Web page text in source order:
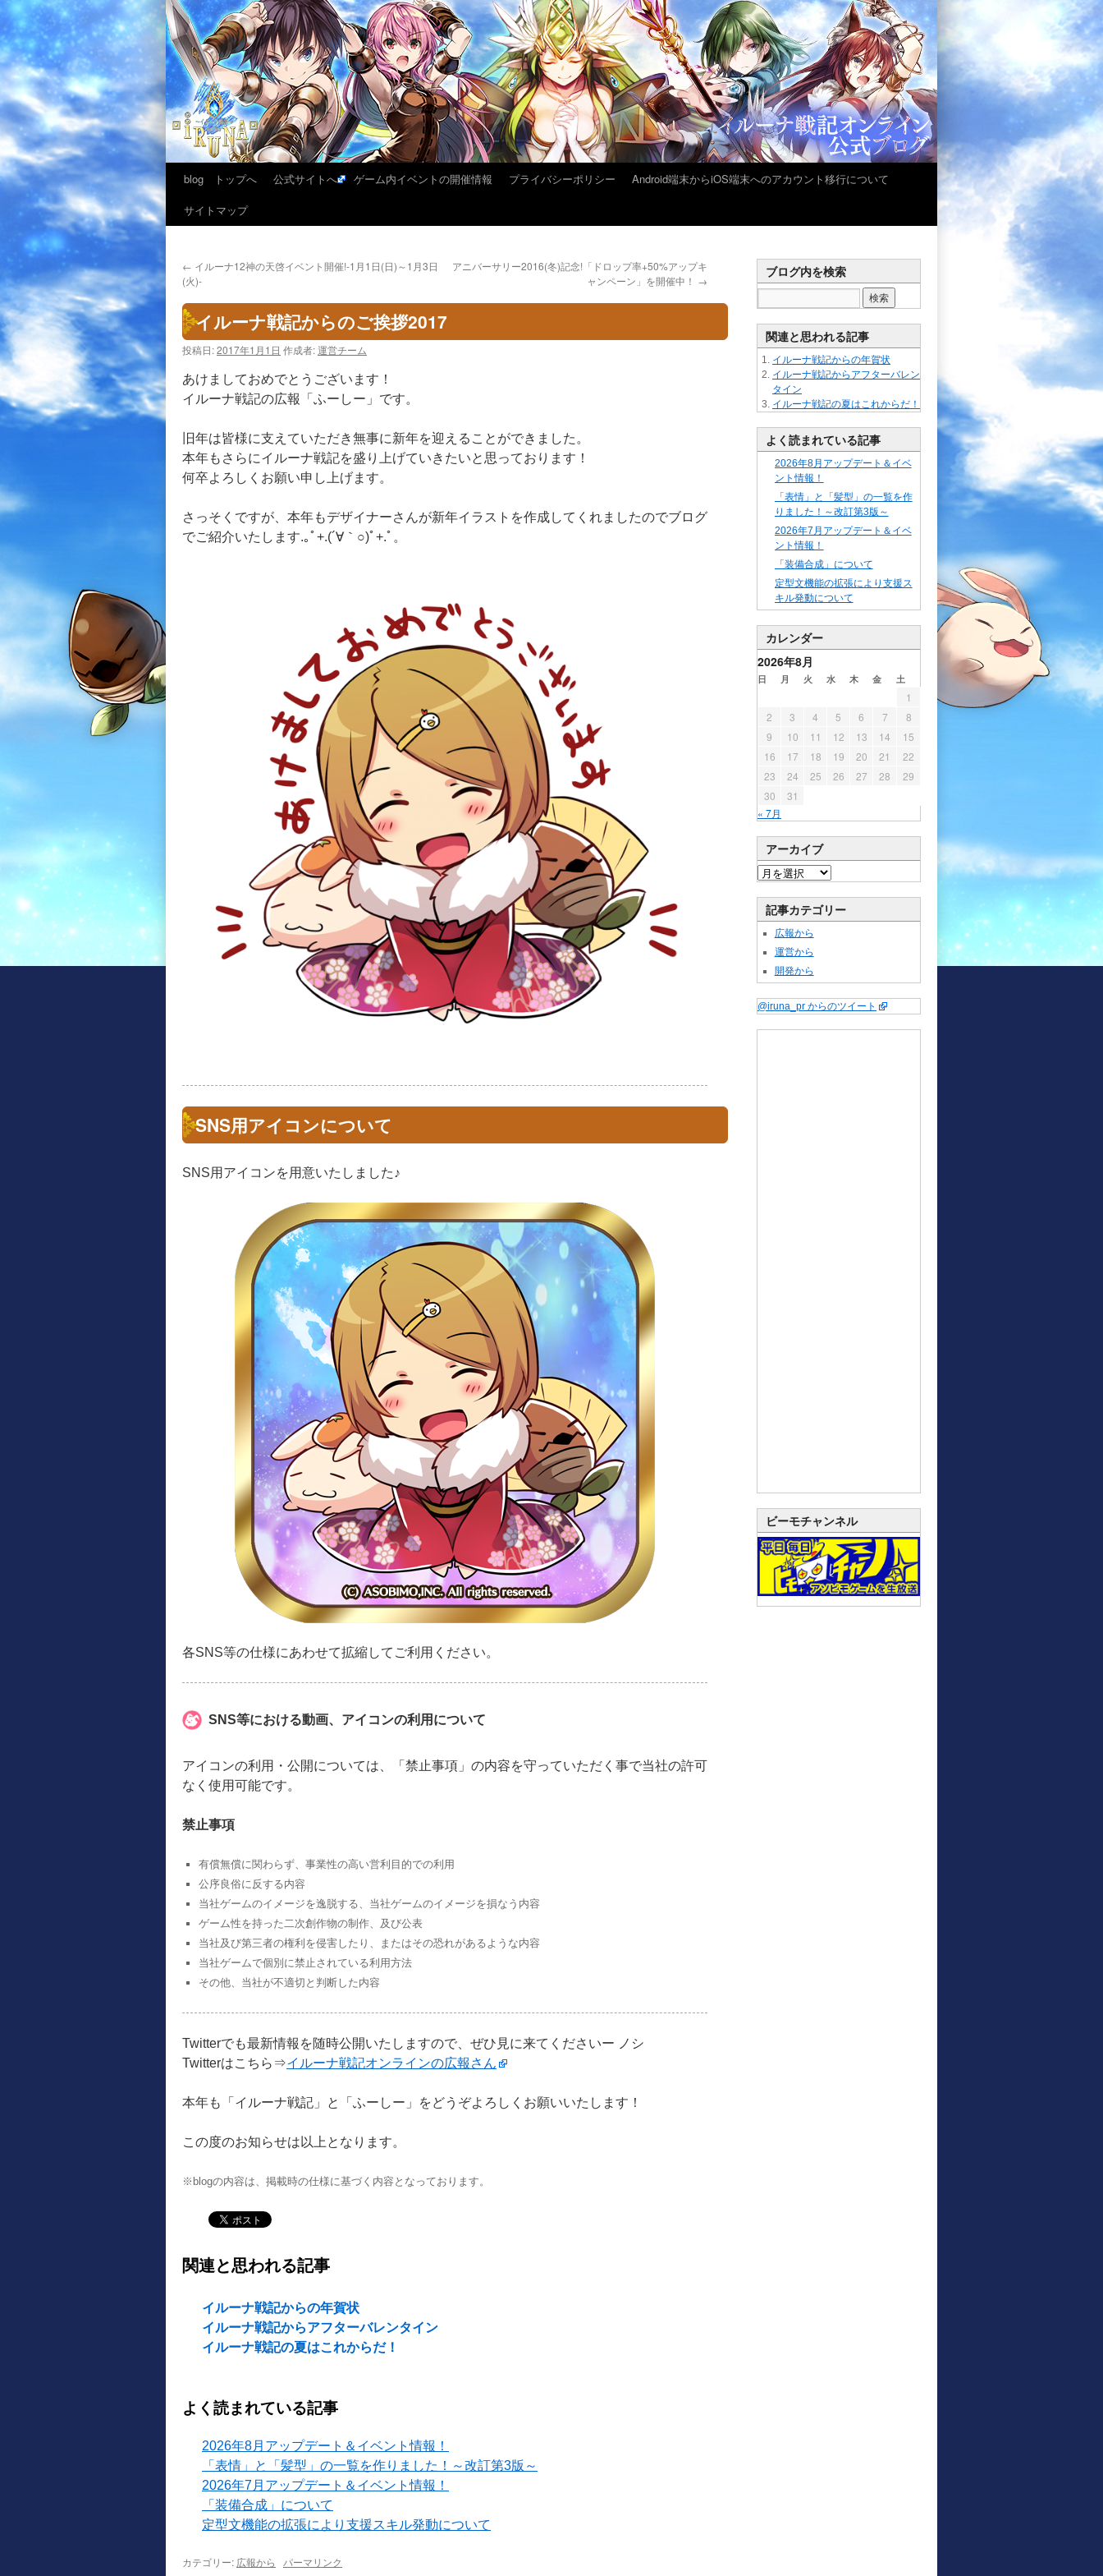
blog トップへ 公式サイトへ ゲーム内イベントの開催情報 プライバシーポリシー
Android端末からiOS端末へのアカウント移行について
サイトマップ
← イルーナ12神の天啓イベント開催!-1月1日(日)～1月3日
(火)-
アニバーサリー2016(冬)記念!「ドロップ率+50%アップキ
ャンペーン」を開催中！ →
イルーナ戦記からのご挨拶2017
投稿日:2017年1月1日 作成者:運営チーム
あけましておめでとうございます！
イルーナ戦記の広報「ふーしー」です。
旧年は皆様に支えていただき無事に新年を迎えることができました。
本年もさらにイルーナ戦記を盛り上げていきたいと思っております！
何卒よろしくお願い申し上げます。
さっそくですが、本年もデザイナーさんが新年イラストを作成してくれましたのでブログ
でご紹介いたします.｡ﾟ+.(´∀｀○)ﾟ+.ﾟ。
SNS用アイコンについて
SNS用アイコンを用意いたしました♪
各SNS等の仕様にあわせて拡縮してご利用ください。
SNS等における動画、アイコンの利用について
アイコンの利用・公開については、「禁止事項」の内容を守っていただく事で当社の許可
なく使用可能です。
禁止事項
有償無償に関わらず、事業性の高い営利目的での利用
公序良俗に反する内容
当社ゲームのイメージを逸脱する、当社ゲームのイメージを損なう内容
ゲーム性を持った二次創作物の制作、及び公表
当社及び第三者の権利を侵害したり、またはその恐れがあるような内容
当社ゲームで個別に禁止されている利用方法
その他、当社が不適切と判断した内容
Twitterでも最新情報を随時公開いたしますので、ぜひ見に来てくださいー ノシ
Twitterはこちら⇒イルーナ戦記オンラインの広報さん
本年も「イルーナ戦記」と「ふーしー」をどうぞよろしくお願いいたします！
この度のお知らせは以上となります。
※blogの内容は、掲載時の仕様に基づく内容となっております。
関連と思われる記事
イルーナ戦記からの年賀状
イルーナ戦記からアフターバレンタイン
イルーナ戦記の夏はこれからだ！
よく読まれている記事
2026年8月アップデート＆イベント情報！
「表情」と「髪型」の一覧を作りました！～改訂第3版～
2026年7月アップデート＆イベント情報！
「装備合成」について
定型文機能の拡張により支援スキル発動について
カテゴリー: 広報から パーマリンク
ブログ内を検索
関連と思われる記事
イルーナ戦記からの年賀状
イルーナ戦記からアフターバレン
タイン
イルーナ戦記の夏はこれからだ！
よく読まれている記事
2026年8月アップデート＆イベ
ント情報！
「表情」と「髪型」の一覧を作
りました！～改訂第3版～
2026年7月アップデート＆イベ
ント情報！
「装備合成」について
定型文機能の拡張により支援ス
キル発動について
カレンダー
2026年8月
日 月 火 水 木 金 土
« 7月
1
2
3 4 5 6 7
8
9
10 11 12 13 14
15
16
17 18 19 20 21
22
23
24 25 26 27 28
29
30
31
アーカイブ
記事カテゴリー
広報から
運営から
開発から
@iruna_pr からのツイート
ビーモチャンネル